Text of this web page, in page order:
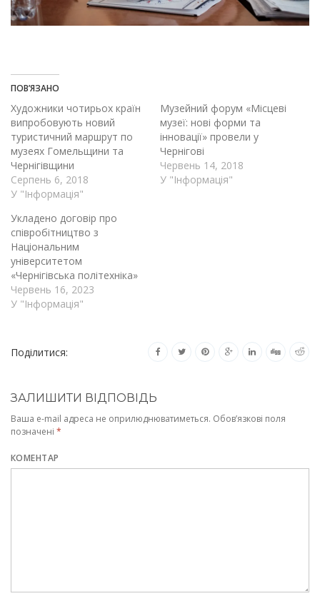
ПОВ’ЯЗАНО
Художники чотирьох країн
випробовують новий
туристичний маршрут по
музеях Гомельщини та
Чернігівщини
Серпень 6, 2018
У "Інформація"
Музейний форум «Місцеві
музеї: нові форми та
інновації» провели у
Чернігові
Червень 14, 2018
У "Інформація"
Укладено договір про
співробітництво з
Національним
університетом
«Чернігівська політехніка»
Червень 16, 2023
У "Інформація"
Поділитися:
ЗАЛИШИТИ ВІДПОВІДЬ
Ваша e-mail адреса не оприлюднюватиметься. Обов’язкові поля
позначені *
КОМЕНТАР